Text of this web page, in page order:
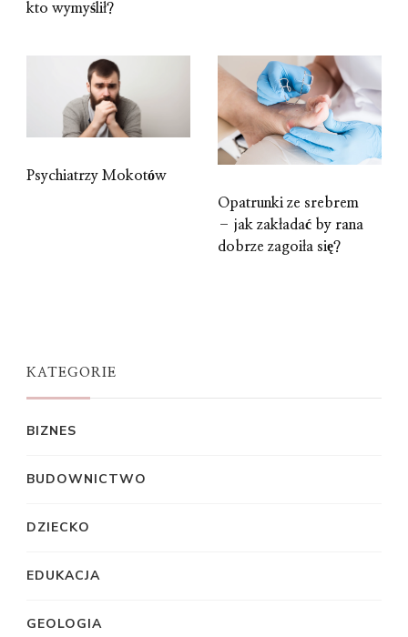
kto wymyślił?
Psychiatrzy Mokotów
Opatrunki ze srebrem
– jak zakładać by rana
dobrze zagoiła się?
KATEGORIE
BIZNES
BUDOWNICTWO
DZIECKO
EDUKACJA
GEOLOGIA